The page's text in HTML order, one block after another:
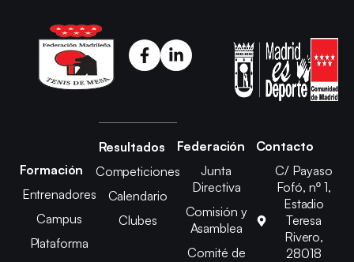
Formación
Entrenadores
Campus
Plataforma
Resultados
Competiciones
Calendario
Clubes
Federación
Junta
Directiva
Comisión y
Asamblea
Comité de
Contacto
C/ Payaso
Fofó, nº 1,
Estadio
Teresa
Rivero,
28018